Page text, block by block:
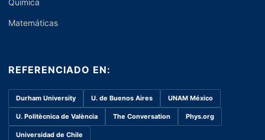
Matemáticas
REFERENCIADO EN:
Durham University U. de Buenos Aires UNAM México
U. Politècnica de València The Conversation Phys.org
Universidad de Chile